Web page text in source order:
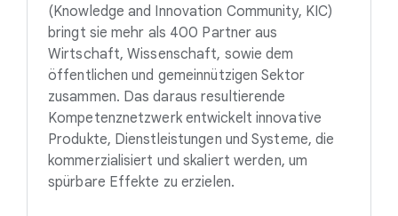
(Knowledge and Innovation Community, KIC)
bringt sie mehr als 400 Partner aus
Wirtschaft, Wissenschaft, sowie dem
öffentlichen und gemeinnützigen Sektor
zusammen. Das daraus resultierende
Kompetenznetzwerk entwickelt innovative
Produkte, Dienstleistungen und Systeme, die
kommerzialisiert und skaliert werden, um
spürbare Effekte zu erzielen.